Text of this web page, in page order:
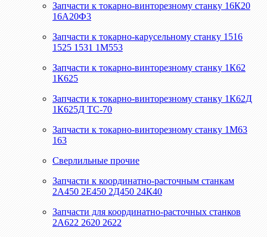
Запчасти к токарно-винторезному станку 16К20
16А20Ф3
Запчасти к токарно-карусельному станку 1516
1525 1531 1М553
Запчасти к токарно-винторезному станку 1К62
1К625
Запчасти к токарно-винторезному станку 1К62Д
1К625Д ТС-70
Запчасти к токарно-винторезному станку 1М63
163
Сверлильные прочие
Запчасти к координатно-расточным станкам
2А450 2Е450 2Д450 24К40
Запчасти для координатно-расточных станков
2А622 2620 2622